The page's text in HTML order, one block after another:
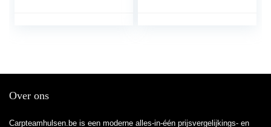
Over ons
Carpteamhulsen.be is een moderne alles-in-één prijsvergelijkings- en